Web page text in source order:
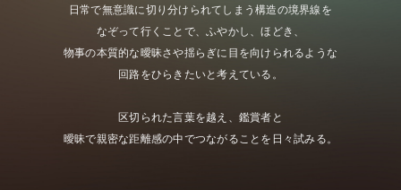
日常で無意識に切り分けられてしまう構造の境界線を
なぞって行くことで、ふやかし、ほどき、
物事の本質的な曖昧さや揺らぎに目を向けられるような
回路をひらきたいと考えている。
区切られた言葉を越え、鑑賞者と
曖昧で親密な距離感の中でつながることを日々試みる。